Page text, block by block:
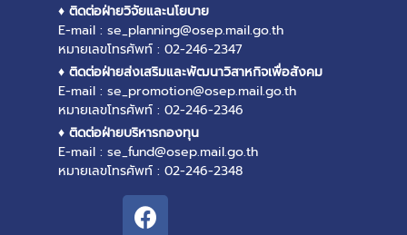
♦ ติดต่อฝ่ายวิจัยและนโยบาย
E-mail : se_planning@osep.mail.go.th
หมายเลขโทรศัพท์ : 02-246-2347
♦ ติดต่อฝ่ายส่งเสริมและพัฒนาวิสาหกิจเพื่อสังคม
E-mail : se_promotion@osep.mail.go.th
หมายเลขโทรศัพท์ : 02-246-2346
♦ ติดต่อฝ่ายบริหารกองทุน
E-mail : se_fund@osep.mail.go.th
หมายเลขโทรศัพท์ : 02-246-2348